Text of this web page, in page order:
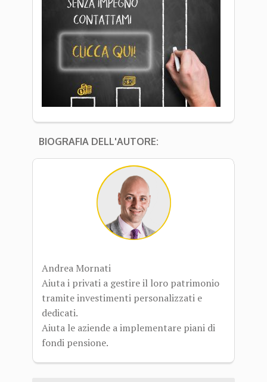
BIOGRAFIA DELL'AUTORE:
Andrea Mornati
Aiuta i privati a gestire il loro patrimonio
tramite investimenti personalizzati e
dedicati.
Aiuta le aziende a implementare piani di
fondi pensione.